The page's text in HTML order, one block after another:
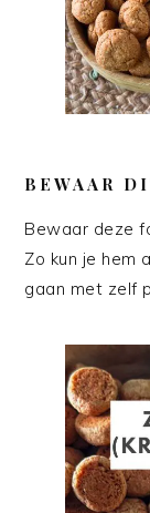
BEWAAR
Bewaar deze
Zo kun je hem
gaan met zelf